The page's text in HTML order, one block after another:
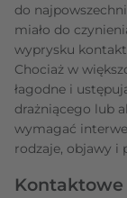
do
miało do
wyprysku
Chociaż w
łagodne i
drażniącego lub
wymagać
rodzaje, objawy i